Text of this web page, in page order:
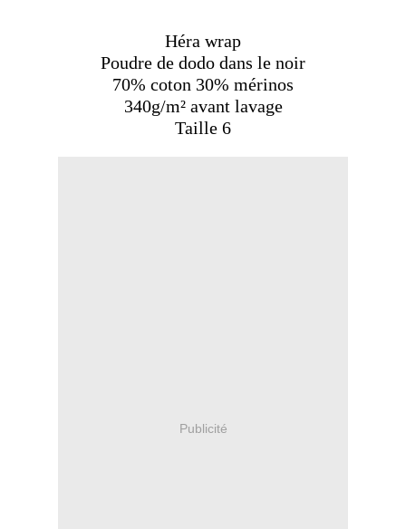
Héra wrap
Poudre de dodo dans le noir
70% coton 30% mérinos
340g/m² avant lavage
Taille 6
Publicité